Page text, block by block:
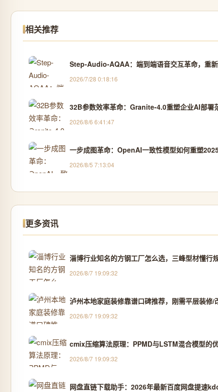
相关推荐
Step-Audio-AQAA：端到端语音交互革命，重
2026/7/28 0:18:16
32B参数效率革命：Granite-4.0重塑企业AI部署
2026/8/6 6:41:47
一步成图革命：OpenAI一致性模型如何重塑
2026/8/5 7:13:04
更多资讯
淄博行业知名的方钢工厂怎么选，三峰型材懂行
2026/8/7 19:09:32
泸州本地家庭装修靠谱口碑推荐，刚需平层装
2026/8/7 19:09:32
cmix压缩算法原理：PPMD与LSTM混合模型的
2026/8/7 19:09:32
网盘直链下载助手：2026年最新百度网盘提速